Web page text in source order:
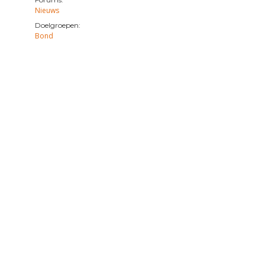
Nieuws
Doelgroepen:
Bond